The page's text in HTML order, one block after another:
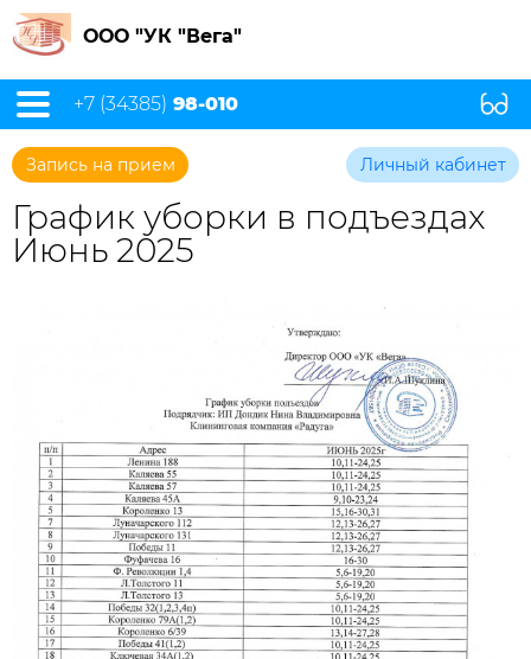
ООО "УК "Вега"
+7 (34385) 98-010
Запись на прием Личный кабинет
График уборки в подъездах
Июнь 2025